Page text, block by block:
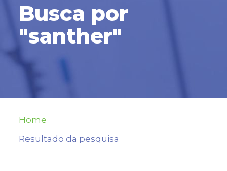
Busca por
"santher"
Home
Resultado da pesquisa